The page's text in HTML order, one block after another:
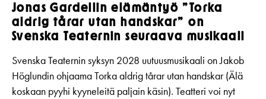
Jonas Gardellin elämäntyö ”Torka
aldrig tårar utan handskar” on
Svenska Teaternin seuraava musikaali
Svenska Teaternin syksyn 2028 uutuusmusikaali on Jakob
Höglundin ohjaama Torka aldrig tårar utan handskar (Älä
koskaan pyyhi kyyneleitä paljain käsin). Teatteri voi nyt